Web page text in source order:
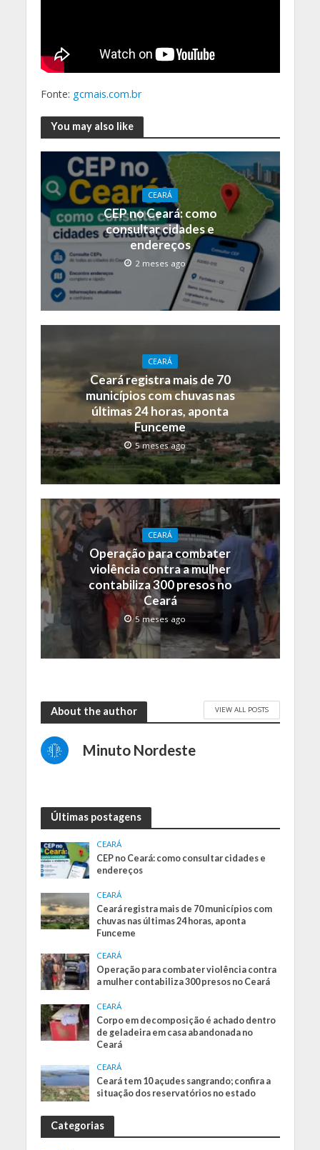
Fonte: gcmais.com.br
You may also like
CEARÁ
CEP no Ceará: como
consultar cidades e
endereços
2 meses ago
CEARÁ
Ceará registra mais de 70
municípios com chuvas nas
últimas 24 horas, aponta
Funceme
5 meses ago
CEARÁ
Operação para combater
violência contra a mulher
contabiliza 300 presos no
Ceará
5 meses ago
About the author VIEW ALL POSTS
Minuto Nordeste
Últimas postagens
CEARÁ
CEP no Ceará: como consultar cidades e
endereços
CEARÁ
Ceará registra mais de 70 municípios com
chuvas nas últimas 24 horas, aponta
Funceme
CEARÁ
Operação para combater violência contra
a mulher contabiliza 300 presos no Ceará
CEARÁ
Corpo em decomposição é achado dentro
de geladeira em casa abandonada no
Ceará
CEARÁ
Ceará tem 10 açudes sangrando; confira a
situação dos reservatórios no estado
Categorias